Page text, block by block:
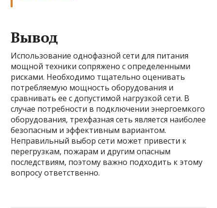
Вывод
Использование однофазной сети для питания
мощной техники сопряжено с определенными
рисками. Необходимо тщательно оценивать
потребляемую мощность оборудования и
сравнивать ее с допустимой нагрузкой сети. В
случае потребности в подключении энергоемкого
оборудования, трехфазная сеть является наиболее
безопасным и эффективным вариантом.
Неправильный выбор сети может привести к
перегрузкам, пожарам и другим опасным
последствиям, поэтому важно подходить к этому
вопросу ответственно.